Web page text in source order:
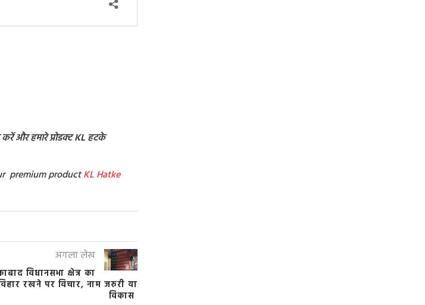
करें और हमारे प्रोडक्ट KL हटके
premium productKL Hatke
अगला लेख
विधानसभा क्षेत्र का
रखने पर विचार, नाम जरुरी या
विकास